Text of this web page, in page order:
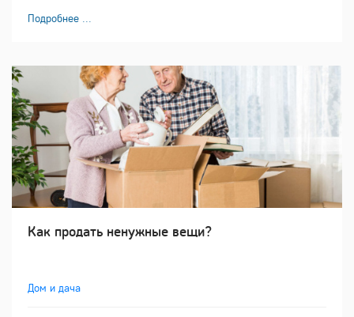
Подробнее ...
Как продать ненужные вещи?
Дом и дача